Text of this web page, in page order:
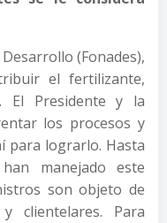
(Fonades),
el fertilizante,
El Presidente y la
los procesos y
para lograrlo. Hasta
manejado este
son objeto de
clientelares. Para